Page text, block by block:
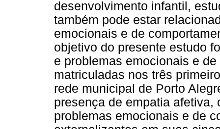
desenvolvimento infantil,
também pode estar
emocionais e de
objetivo do presente estudo
e problemas emocionais e
matriculadas nos três
rede municipal de Porto
presença de empatia
problemas emocionais e de